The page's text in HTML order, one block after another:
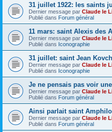
31 juillet 1922: les saints
Dernier message par Claude le
Publié dans Forum général
11 mars: saint Alexis des
Dernier message par Claude le
Publié dans Iconographie
31 juillet: saint Jean
Dernier message par Claude le
Publié dans Iconographie
Je ne pensais pas voir
Dernier message par Claude le
Publié dans Forum général
Ainsi parlait saint
Dernier message par Claude le
Publié dans Forum général